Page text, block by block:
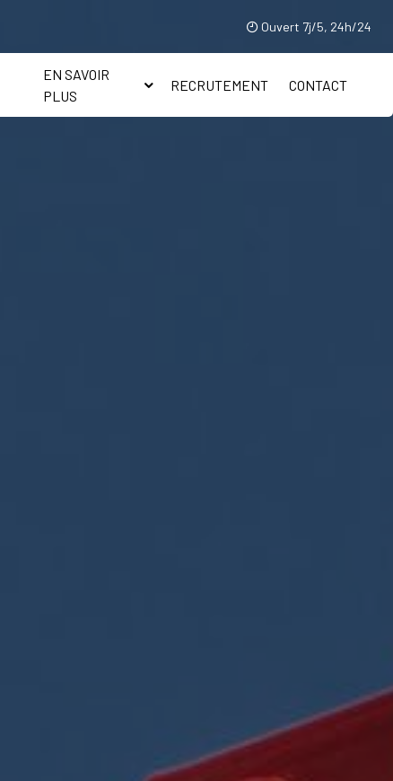
Ouvert 7j/5, 24h/24
EN SAVOIR
PLUS
RECRUTEMENT CONTACT